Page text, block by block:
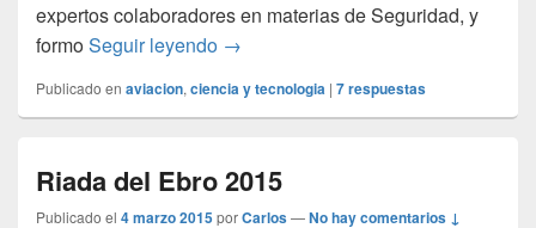
expertos colaboradores en materias de Seguridad, y
formoSeguir leyendo Expertos de EASA
→
Publicado en aviacion, ciencia y tecnologia | 7respuestas
Riada del Ebro 2015
Publicado el 4 marzo 2015porCarlos—No hay comentarios ↓